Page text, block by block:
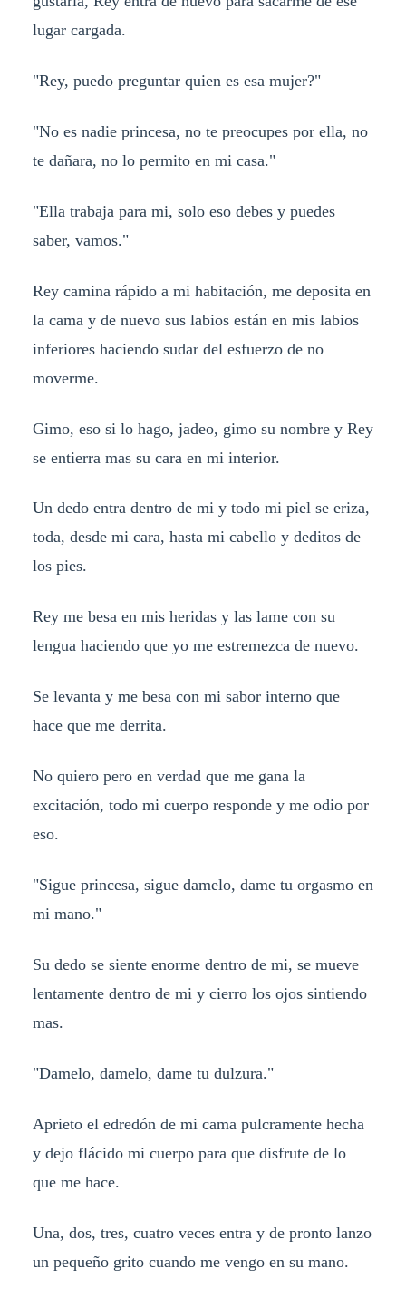
lugar cargada.
"Rey, puedo preguntar quien es esa mujer?"
"No es nadie princesa, no te preocupes por ella, no
te dañara, no lo permito en mi casa."
"Ella trabaja para mi, solo eso debes y puedes
saber, vamos."
Rey camina rápido a mi habitación, me deposita en
la cama y de nuevo sus labios están en mis labios
inferiores haciendo sudar del esfuerzo de no
moverme.
Gimo, eso si lo hago, jadeo, gimo su nombre y Rey
se entierra mas su cara en mi interior.
Un dedo entra dentro de mi y todo mi piel se eriza,
toda, desde mi cara, hasta mi cabello y deditos de
los pies.
Rey me besa en mis heridas y las lame con su
lengua haciendo que yo me estremezca de nuevo.
Se levanta y me besa con mi sabor interno que
hace que me derrita.
No quiero pero en verdad que me gana la
excitación, todo mi cuerpo responde y me odio por
eso.
"Sigue princesa, sigue damelo, dame tu orgasmo en
mi mano."
Su dedo se siente enorme dentro de mi, se mueve
lentamente dentro de mi y cierro los ojos sintiendo
mas.
"Damelo, damelo, dame tu dulzura."
Aprieto el edredón de mi cama pulcramente hecha
y dejo flácido mi cuerpo para que disfrute de lo
que me hace.
Una, dos, tres, cuatro veces entra y de pronto lanzo
un pequeño grito cuando me vengo en su mano.